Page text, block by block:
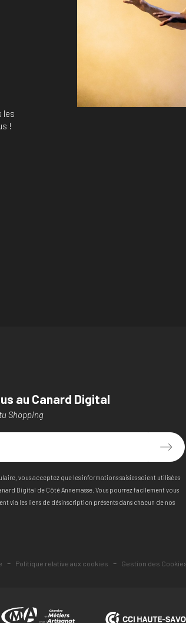
les
!
au Canard Digital
Shopping
vous acceptez que les informations saisies soient utilisées
Digital de Côté Annemasse. Vous pourrez facilement vous
via les liens de désinscription présents dans chacun de nos
- Politique relative aux cookies - Gestion des